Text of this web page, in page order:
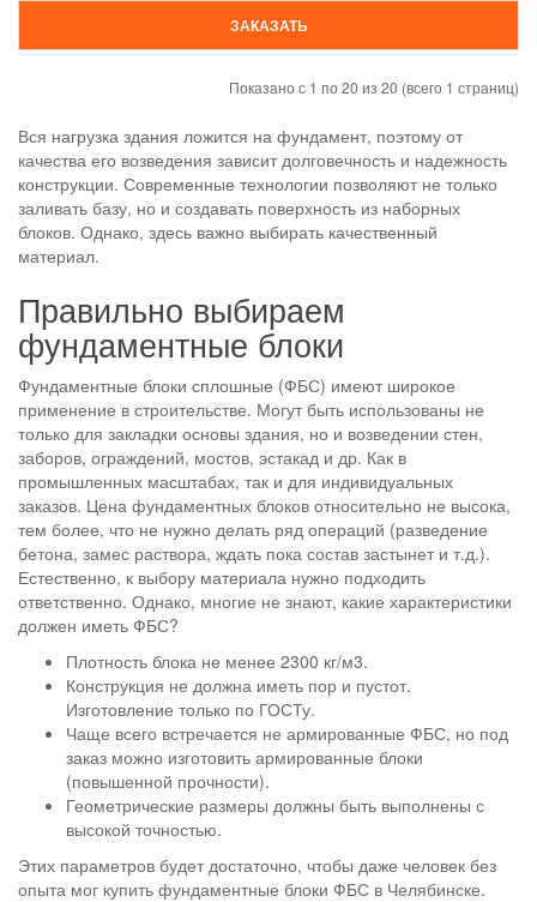
ЗАКАЗАТЬ
Показано с 1 по 20 из 20 (всего 1 страниц)
Вся нагрузка здания ложится на фундамент, поэтому от
качества его возведения зависит долговечность и надежность
конструкции. Современные технологии позволяют не только
заливать базу, но и создавать поверхность из наборных
блоков. Однако, здесь важно выбирать качественный
материал.
Правильно выбираем
фундаментные блоки
Фундаментные блоки сплошные (ФБС) имеют широкое
применение в строительстве. Могут быть использованы не
только для закладки основы здания, но и возведении стен,
заборов, ограждений, мостов, эстакад и др. Как в
промышленных масштабах, так и для индивидуальных
заказов. Цена фундаментных блоков относительно не высока,
тем более, что не нужно делать ряд операций (разведение
бетона, замес раствора, ждать пока состав застынет и т.д.).
Естественно, к выбору материала нужно подходить
ответственно. Однако, многие не знают, какие характеристики
должен иметь ФБС?
Плотность блока не менее 2300 кг/м3.
Конструкция не должна иметь пор и пустот.
Изготовление только по ГОСТу.
Чаще всего встречается не армированные ФБС, но под
заказ можно изготовить армированные блоки
(повышенной прочности).
Геометрические размеры должны быть выполнены с
высокой точностью.
Этих параметров будет достаточно, чтобы даже человек без
опыта мог купить фундаментные блоки ФБС в Челябинске.